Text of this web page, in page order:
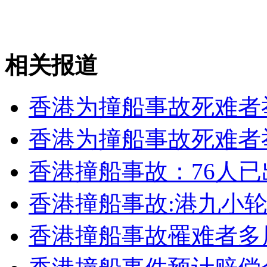
外交部：反对强权政治霸凌主义
外交部：有关国家言论片面不公正
安徽一实载49人客车翻车
走！跟着总书记去植树
相关报道
香港为撞船事故死难
香港为撞船事故死难
香港撞船事故：76人
香港撞船事故:港九小
香港撞船事故罹难者